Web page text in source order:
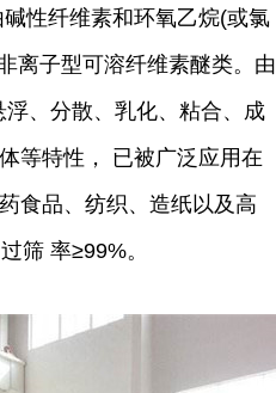
性纤维素和环氧乙烷(或氯
离子型可溶纤维素醚类。由
、分散、乳化、粘合、成
等特性， 已被广泛应用在
食品、纺织、造纸以及高
筛 率≥99%。